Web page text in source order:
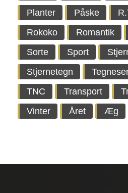
Planter
Påske
Rokoko
Romantik
Sorte
Sport
Stjernetegn
TNC
Transport
Vinter
Året Æg